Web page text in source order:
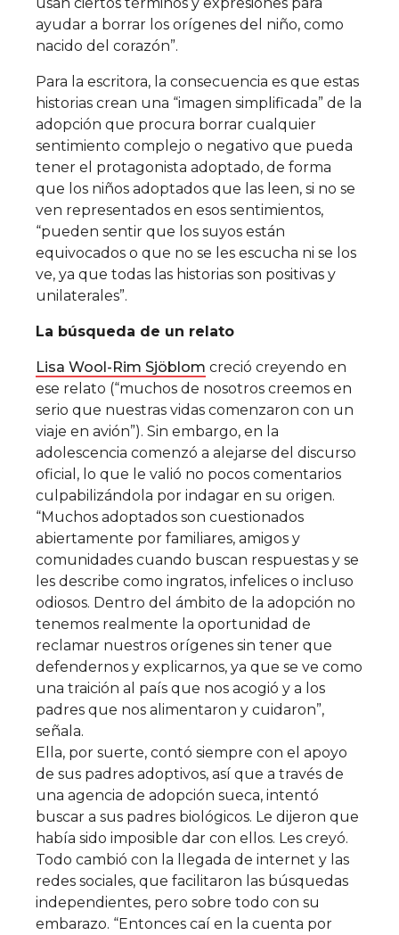
ayudar a borrar los orígenes del niño, como
nacido del corazón”.
Para la escritora, la consecuencia es que estas
historias crean una “imagen simplificada” de la
adopción que procura borrar cualquier
sentimiento complejo o negativo que pueda
tener el protagonista adoptado, de forma
que los niños adoptados que las leen, si no se
ven representados en esos sentimientos,
“pueden sentir que los suyos están
equivocados o que no se les escucha ni se los
ve, ya que todas las historias son positivas y
unilaterales”.
La búsqueda de un relato
Lisa Wool-Rim Sjöblom creció creyendo en
ese relato (“muchos de nosotros creemos en
serio que nuestras vidas comenzaron con un
viaje en avión”). Sin embargo, en la
adolescencia comenzó a alejarse del discurso
oficial, lo que le valió no pocos comentarios
culpabilizándola por indagar en su origen.
“Muchos adoptados son cuestionados
abiertamente por familiares, amigos y
comunidades cuando buscan respuestas y se
les describe como ingratos, infelices o incluso
odiosos. Dentro del ámbito de la adopción no
tenemos realmente la oportunidad de
reclamar nuestros orígenes sin tener que
defendernos y explicarnos, ya que se ve como
una traición al país que nos acogió y a los
padres que nos alimentaron y cuidaron”,
señala.
Ella, por suerte, contó siempre con el apoyo
de sus padres adoptivos, así que a través de
una agencia de adopción sueca, intentó
buscar a sus padres biológicos. Le dijeron que
había sido imposible dar con ellos. Les creyó.
Todo cambió con la llegada de internet y las
redes sociales, que facilitaron las búsquedas
independientes, pero sobre todo con su
embarazo. “Entonces caí en la cuenta por